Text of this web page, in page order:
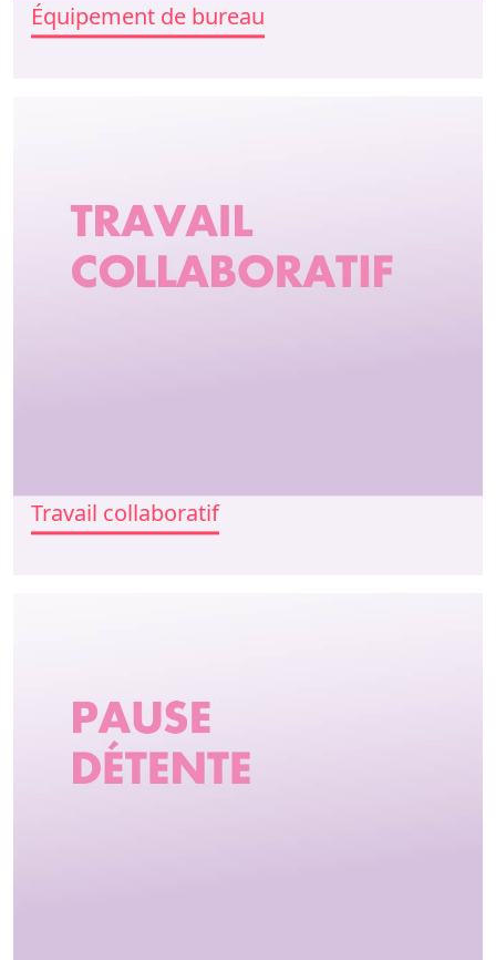
Équipement de bureau
Travail collaboratif